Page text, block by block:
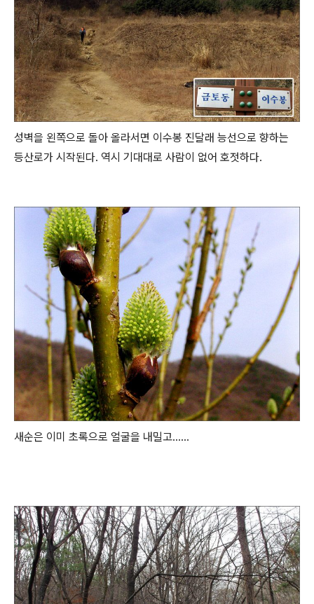
성벽을 왼쪽으로 돌아 올라서면 이수봉 진달래 능선으로 향하는
등산로가 시작된다. 역시 기대대로 사람이 없어 호젓하다.
새순은 이미 초록으로 얼굴을 내밀고......